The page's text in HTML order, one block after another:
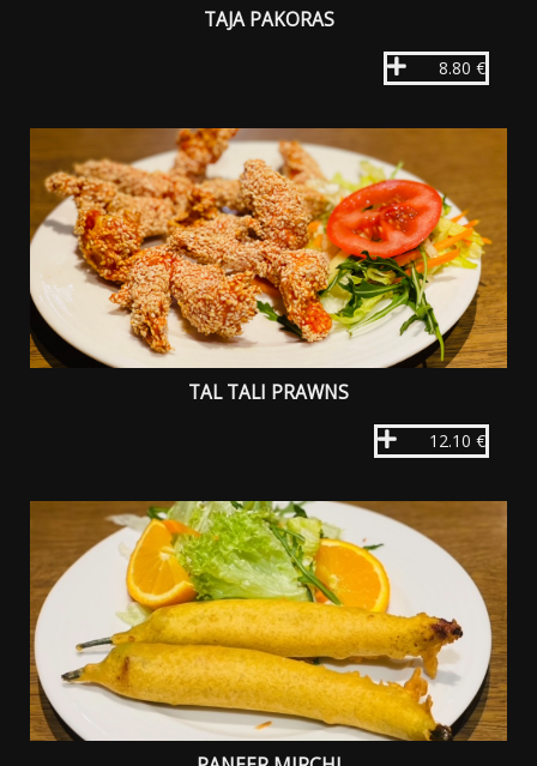
TAJA PAKORAS
8.80 €
TAL TALI PRAWNS
12.10 €